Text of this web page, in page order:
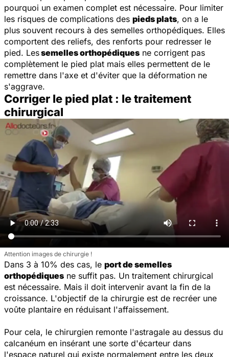
pourquoi un examen complet est nécessaire. Pour limiter
les risques de complications des pieds plats, on a le
plus souvent recours à des semelles orthopédiques. Elles
comportent des reliefs, des renforts pour redresser le
pied. Lessemelles orthopédiques ne corrigent pas
complètement le pied plat mais elles permettent de le
remettre dans l'axe et d'éviter que la déformation ne
s'aggrave.
Corriger le pied plat : le traitement
chirurgical
Attention images de chirurgie !
Dans 3 à 10% des cas, le port de semelles
orthopédiques ne suffit pas. Un traitement chirurgical
est nécessaire. Mais il doit intervenir avant la fin de la
croissance. L'objectif de la chirurgie est de recréer une
voûte plantaire en réduisant l'affaissement.
Pour cela, le chirurgien remonte l'astragale au dessus du
calcanéum en insérant une sorte d'écarteur dans
l'espace naturel qui existe normalement entre les deux